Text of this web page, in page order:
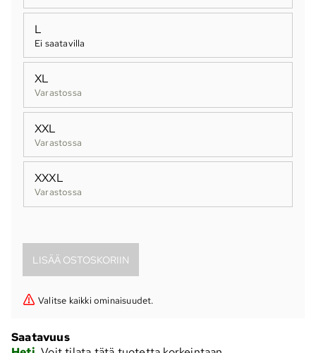
L
Ei saatavilla
XL
Varastossa
XXL
Varastossa
XXXL
Varastossa
Valitse kaikki ominaisuudet.
Saatavuus